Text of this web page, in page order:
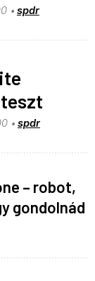
spdr
spdr
– robot,
gondolnád